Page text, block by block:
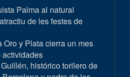
Palma al natural
de les festes de
Oro y Plata cierra un mes
histórico torilero de